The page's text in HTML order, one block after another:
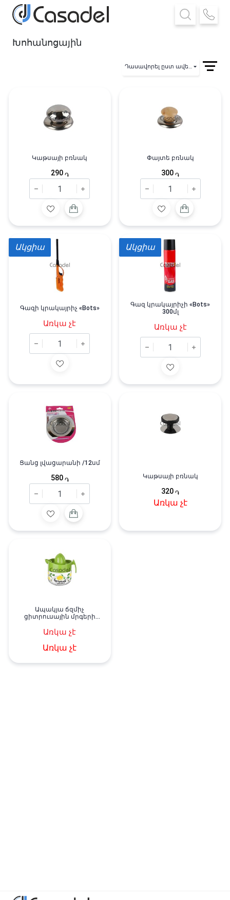
Խոհանոցային
Դասավորել ըստ ավելացման
Կաթսայի բռնակ
290 ֏
Փայտե բռնակ
300 ֏
Գազի կրակայրիչ «Bots»
Առկա չէ
Ակցիա
Գազ կրակայրիչի «Bots»
300մլ
Առկա չէ
Ակցիա
Ցանց լվացարանի /12սմ
580 ֏
Կաթսայի բռնակ
320 ֏
Առկա չէ
Ապակյա ճզմիչ
ցիտրուսային մրգերի
Առկա չէ
Առկա չէ